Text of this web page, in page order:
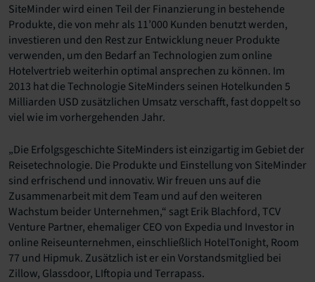
SiteMinder wird einen Teil der Finanzierung in bestehende
Produkte, die von mehr als 11’000 Kunden benutzt werden,
investieren und den Rest zur Entwicklung neuer Produkte
verwenden, um den Bedarf an Technologien zum online
Hotelvertrieb weiterhin optimal ansprechen zu können. Im
2013 hat die Technologie SiteMinders seinen Hotelkunden 5
Milliarden USD zusätzlichen Umsatz verschafft, fast doppelt so
viel wie im vorhergehenden Jahr.
„Die Erfolgsgeschichte SiteMinders ist einzigartig im Gebiet der
Reisetechnologie. Die Produkte und Einstellung von SiteMinder
sind erfrischend und innovativ. Wir freuen uns auf die
Zusammenarbeit mit dem Team und auf den weiteren
Wachstum beider Unternehmen,“ sagt Erik Blachford, TCV
Venture Partner, ehemaliger CEO von Expedia und Investor in
online Reiseunternehmen, einschließlich HotelTonight, Room
77 und Hipmuk. Zusätzlich ist er ein Vorstandsmitglied bei
Zillow, Glassdoor, LIftopia und Terrapass.